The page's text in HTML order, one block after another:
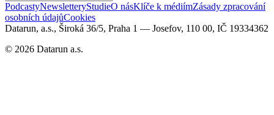
PodcastyNewsletteryStudieO násKlíče k médiímZásady zpracování
osobních údajůCookies
Datarun, a.s., Široká 36/5, Praha 1 — Josefov, 110 00, IČ 19334362
© 2026 Datarun a.s.